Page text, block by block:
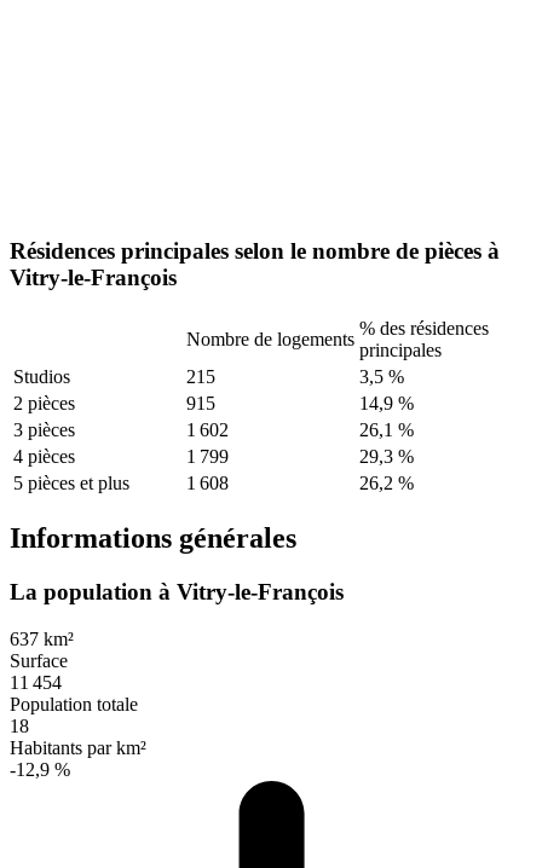
Résidences principales selon le nombre de pièces à
Vitry-le-François
Nombre de logements
% des résidences
principales
Studios
215
3,5 %
2 pièces
915
14,9 %
3 pièces
1 602
26,1 %
4 pièces
1 799
29,3 %
5 pièces et plus
1 608 26,2 %
Informations générales
La population à Vitry-le-François
637 km²
Surface
11 454
Population totale
18
Habitants par km²
-12,9 %